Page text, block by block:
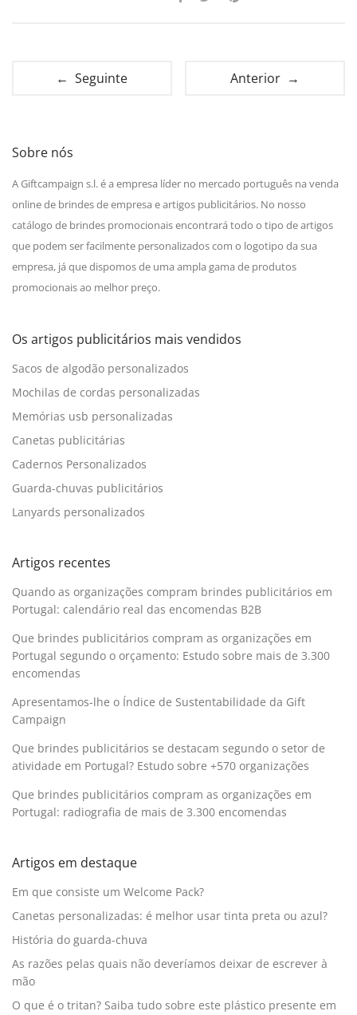
← Seguinte Anterior →
Sobre nós
A Giftcampaign s.l. é a empresa líder no mercado português na venda
online de brindes de empresa e artigos publicitários. No nosso
catálogo de brindes promocionais encontrará todo o tipo de artigos
que podem ser facilmente personalizados com o logotipo da sua
empresa, já que dispomos de uma ampla gama de produtos
promocionais ao melhor preço.
Os artigos publicitários mais vendidos
Sacos de algodão personalizados
Mochilas de cordas personalizadas
Memórias usb personalizadas
Canetas publicitárias
Cadernos Personalizados
Guarda-chuvas publicitários
Lanyards personalizados
Artigos recentes
Quando as organizações compram brindes publicitários em
Portugal: calendário real das encomendas B2B
Que brindes publicitários compram as organizações em
Portugal segundo o orçamento: Estudo sobre mais de 3.300
encomendas
Apresentamos-lhe o Índice de Sustentabilidade da Gift
Campaign
Que brindes publicitários se destacam segundo o setor de
atividade em Portugal? Estudo sobre +570 organizações
Que brindes publicitários compram as organizações em
Portugal: radiografia de mais de 3.300 encomendas
Artigos em destaque
Em que consiste um Welcome Pack?
Canetas personalizadas: é melhor usar tinta preta ou azul?
História do guarda-chuva
As razões pelas quais não deveríamos deixar de escrever à
mão
O que é o tritan? Saiba tudo sobre este plástico presente em